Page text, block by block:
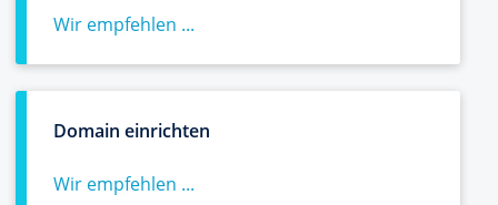
Wir empfehlen ...
Domain einrichten
Wir empfehlen ...